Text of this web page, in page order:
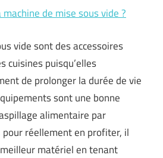
de mise sous vide ?
vide sont des accessoires
cuisines puisqu’elles
de prolonger la durée de vie
sont une bonne
alimentaire par
réellement en profiter, il
matériel en tenant